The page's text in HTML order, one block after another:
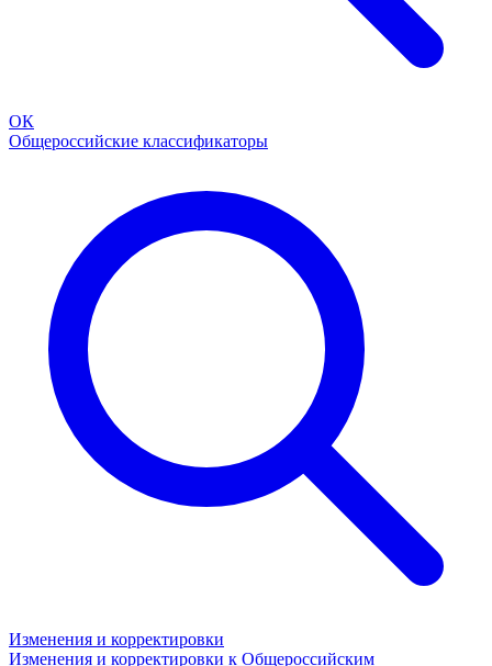
ОК
Общероссийские классификаторы
Изменения и корректировки
Изменения и корректировки к Общероссийским